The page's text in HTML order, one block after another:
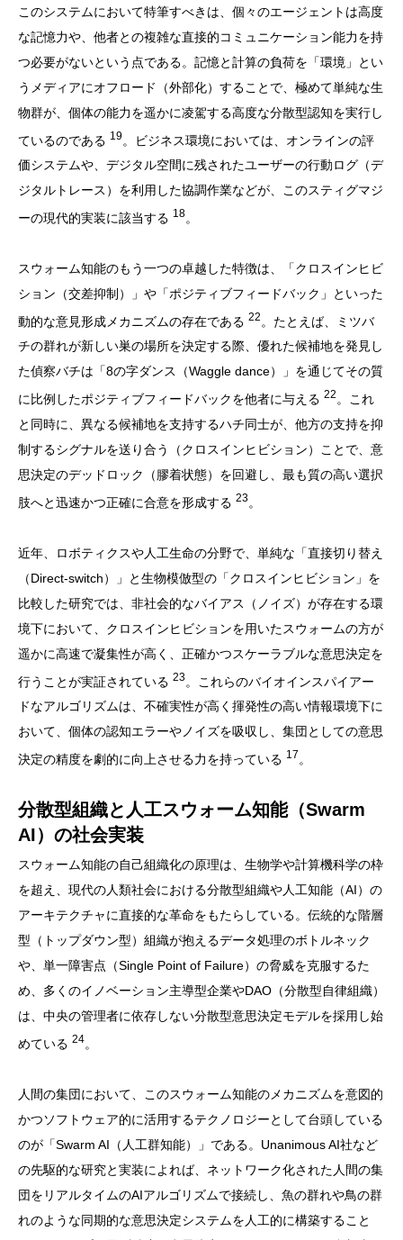
このシステムにおいて特筆すべきは、個々のエージェントは高度
な記憶力や、他者との複雑な直接的コミュニケーション能力を持
つ必要がないという点である。記憶と計算の負荷を「環境」とい
うメディアにオフロード（外部化）することで、極めて単純な生
物群が、個体の能力を遥かに凌駕する高度な分散型認知を実行し
ているのである 19
。ビジネス環境においては、オンラインの評
価システムや、デジタル空間に残されたユーザーの行動ログ（デ
ジタルトレース）を利用した協調作業などが、このスティグマジ
ーの現代的実装に該当する 18。
スウォーム知能のもう一つの卓越した特徴は、「クロスインヒビ
ション（交差抑制）」や「ポジティブフィードバック」といった
動的な意見形成メカニズムの存在である 22 。たとえば、ミツバ
チの群れが新しい巣の場所を決定する際、優れた候補地を発見し
た偵察バチは「8の字ダンス（Waggle dance）」を通じてその質
に比例したポジティブフィードバックを他者に与える 22 。これ
と同時に、異なる候補地を支持するハチ同士が、他方の支持を抑
制するシグナルを送り合う（クロスインヒビション）ことで、意
思決定のデッドロック（膠着状態）を回避し、最も質の高い選択
肢へと迅速かつ正確に合意を形成する 23。
近年、ロボティクスや人工生命の分野で、単純な「直接切り替え
（Direct-switch）」と生物模倣型の「クロスインヒビション」を
比較した研究では、非社会的なバイアス（ノイズ）が存在する環
境下において、クロスインヒビションを用いたスウォームの方が
遥かに高速で凝集性が高く、正確かつスケーラブルな意思決定を
行うことが実証されている 23。これらのバイオインスパイアー
ドなアルゴリズムは、不確実性が高く揮発性の高い情報環境下に
おいて、個体の認知エラーやノイズを吸収し、集団としての意思
決定の精度を劇的に向上させる力を持っている 17 。
分散型組織と人工スウォーム知能（Swarm
AI）の社会実装
スウォーム知能の自己組織化の原理は、生物学や計算機科学の枠
を超え、現代の人類社会における分散型組織や人工知能（AI）の
アーキテクチャに直接的な革命をもたらしている。伝統的な階層
型（トップダウン型）組織が抱えるデータ処理のボトルネック
や、単一障害点（Single Point of Failure）の脅威を克服するた
め、多くのイノベーション主導型企業やDAO（分散型自律組織）
は、中央の管理者に依存しない分散型意思決定モデルを採用し始
めている 24。
人間の集団において、このスウォーム知能のメカニズムを意図的
かつソフトウェア的に活用するテクノロジーとして台頭している
のが「Swarm AI（人工群知能）」である。Unanimous AI社など
の先駆的な研究と実装によれば、ネットワーク化された人間の集
団をリアルタイムのAIアルゴリズムで接続し、魚の群れや鳥の群
れのような同期的な意思決定システムを人工的に構築すること